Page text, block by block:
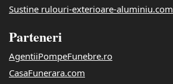
Sustine rulouri-exterioare-aluminiu.com
Parteneri
AgentiiPompeFunebre.ro
CasaFunerara.com